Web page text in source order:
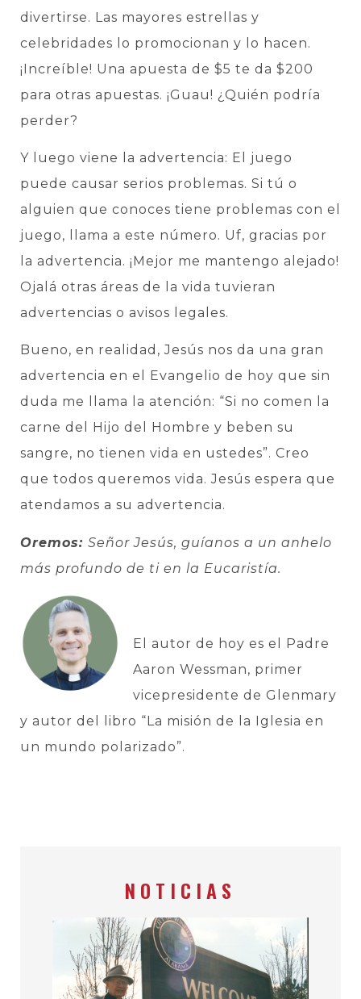
divertirse. Las mayores estrellas y
celebridades lo promocionan y lo hacen.
¡Increíble! Una apuesta de $5 te da $200
para otras apuestas. ¡Guau! ¿Quién podría
perder?
Y luego viene la advertencia: El juego
puede causar serios problemas. Si tú o
alguien que conoces tiene problemas con el
juego, llama a este número. Uf, gracias por
la advertencia. ¡Mejor me mantengo alejado!
Ojalá otras áreas de la vida tuvieran
advertencias o avisos legales.
Bueno, en realidad, Jesús nos da una gran
advertencia en el Evangelio de hoy que sin
duda me llama la atención: “Si no comen la
carne del Hijo del Hombre y beben su
sangre, no tienen vida en ustedes”. Creo
que todos queremos vida. Jesús espera que
atendamos a su advertencia.
Oremos: Señor Jesús, guíanos a un anhelo
más profundo de ti en la Eucaristía.
El autor de hoy es el Padre
Aaron Wessman, primer
vicepresidente de Glenmary
y autor del libro “La misión de la Iglesia en
un mundo polarizado”.
NOTICIAS